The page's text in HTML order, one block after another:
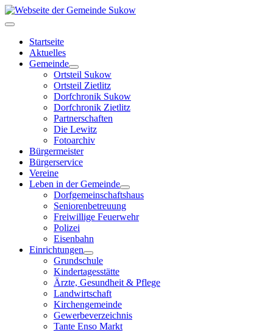
Startseite
Aktuelles
Gemeinde
Ortsteil Sukow
Ortsteil Zietlitz
Dorfchronik Sukow
Dorfchronik Zietlitz
Partnerschaften
Die Lewitz
Fotoarchiv
Bürgermeister
Bürgerservice
Vereine
Leben in der Gemeinde
Dorfgemeinschaftshaus
Seniorenbetreuung
Freiwillige Feuerwehr
Polizei
Eisenbahn
Einrichtungen
Grundschule
Kindertagesstätte
Ärzte, Gesundheit & Pflege
Landwirtschaft
Kirchengemeinde
Gewerbeverzeichnis
Tante Enso Markt